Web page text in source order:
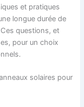
et pratiques
longue durée de
questions, et
pour un choix
solaires pour